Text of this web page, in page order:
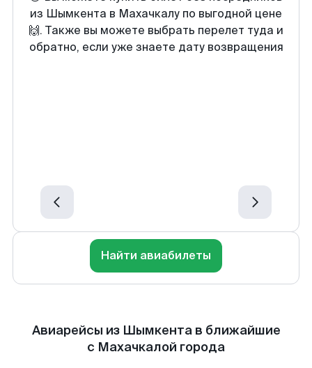
из Шымкента в Махачкалу по выгодной цене
🙌. Также вы можете выбрать перелет туда и
обратно, если уже знаете дату возвращения
Найти авиабилеты
Авиарейсы из Шымкента в ближайшие
с Махачкалой города